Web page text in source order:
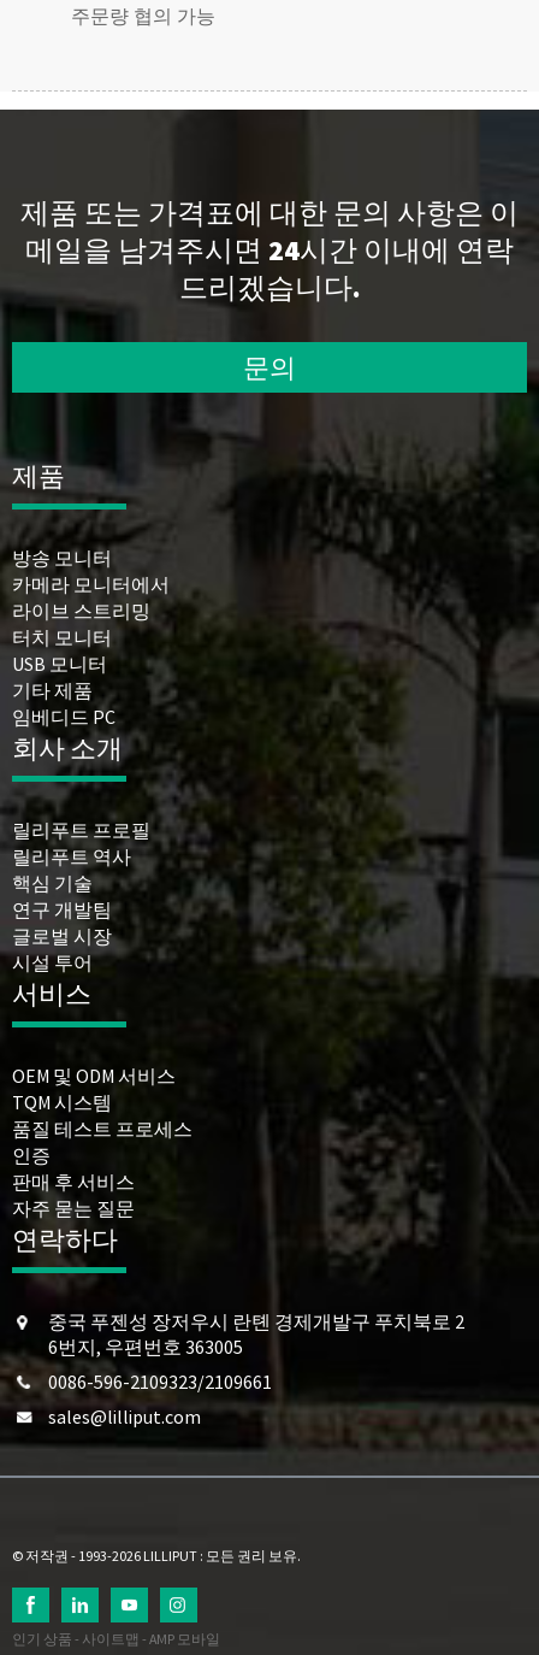
주문량 협의 가능
제품 또는 가격표에 대한 문의 사항은 이
메일을 남겨주시면 24시간 이내에 연락
드리겠습니다.
문의
제품
방송 모니터
카메라 모니터에서
라이브 스트리밍
터치 모니터
USB 모니터
기타 제품
임베디드 PC
회사 소개
릴리푸트 프로필
릴리푸트 역사
핵심 기술
연구 개발팀
글로벌 시장
시설 투어
서비스
OEM 및 ODM 서비스
TQM 시스템
품질 테스트 프로세스
인증
판매 후 서비스
자주 묻는 질문
연락하다
중국 푸젠성 장저우시 란톈 경제개발구 푸치북로 2
6번지, 우편번호 363005
0086-596-2109323/2109661
sales@lilliput.com
© 저작권 - 1993-2026 LILLIPUT : 모든 권리 보유.
인기 상품 - 사이트맵 - AMP 모바일